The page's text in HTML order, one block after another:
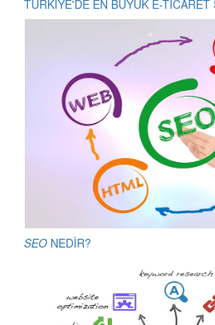
TÜRKİYE'DE EN BÜYÜK E-
SEO NEDİR?